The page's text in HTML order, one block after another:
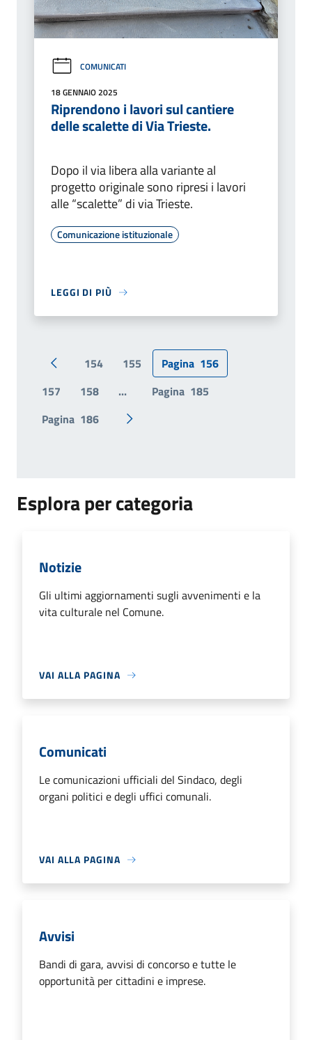
COMUNICATI
18 GENNAIO 2025
Riprendono i lavori sul cantiere
delle scalette di Via Trieste.
Dopo il via libera alla variante al
progetto originale sono ripresi i lavori
alle “scalette” di via Trieste.
Comunicazione istituzionale
LEGGI DI PIÙ
Pagina precedente
154 155 Pagina 156
157
158 ... Pagina 185
Pagina 186 Pagina successiva
Esplora per categoria
Notizie
Gli ultimi aggiornamenti sugli avvenimenti e la
vita culturale nel Comune.
VAI ALLA PAGINA
Comunicati
Le comunicazioni ufficiali del Sindaco, degli
organi politici e degli uffici comunali.
VAI ALLA PAGINA
Avvisi
Bandi di gara, avvisi di concorso e tutte le
opportunità per cittadini e imprese.